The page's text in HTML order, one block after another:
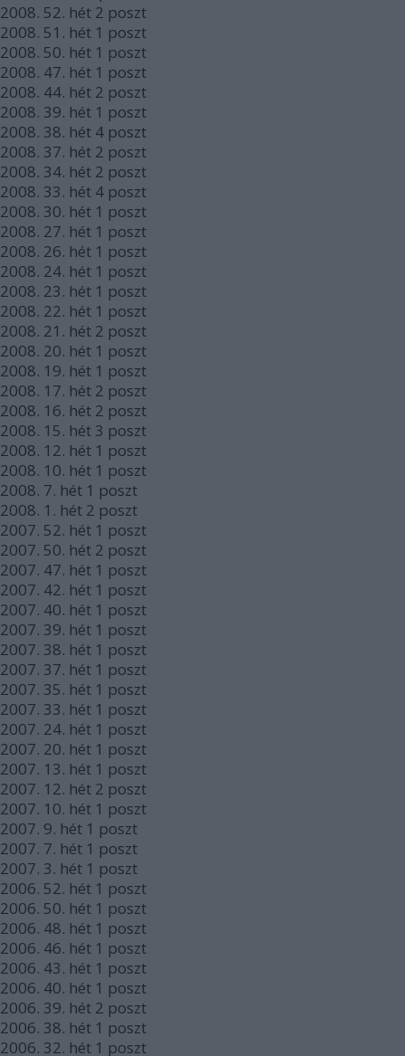
2008. 52. hét 2 poszt
2008. 51. hét 1 poszt
2008. 50. hét 1 poszt
2008. 47. hét 1 poszt
2008. 44. hét 2 poszt
2008. 39. hét 1 poszt
2008. 38. hét 4 poszt
2008. 37. hét 2 poszt
2008. 34. hét 2 poszt
2008. 33. hét 4 poszt
2008. 30. hét 1 poszt
2008. 27. hét 1 poszt
2008. 26. hét 1 poszt
2008. 24. hét 1 poszt
2008. 23. hét 1 poszt
2008. 22. hét 1 poszt
2008. 21. hét 2 poszt
2008. 20. hét 1 poszt
2008. 19. hét 1 poszt
2008. 17. hét 2 poszt
2008. 16. hét 2 poszt
2008. 15. hét 3 poszt
2008. 12. hét 1 poszt
2008. 10. hét 1 poszt
2008. 7. hét 1 poszt
2008. 1. hét 2 poszt
2007. 52. hét 1 poszt
2007. 50. hét 2 poszt
2007. 47. hét 1 poszt
2007. 42. hét 1 poszt
2007. 40. hét 1 poszt
2007. 39. hét 1 poszt
2007. 38. hét 1 poszt
2007. 37. hét 1 poszt
2007. 35. hét 1 poszt
2007. 33. hét 1 poszt
2007. 24. hét 1 poszt
2007. 20. hét 1 poszt
2007. 13. hét 1 poszt
2007. 12. hét 2 poszt
2007. 10. hét 1 poszt
2007. 9. hét 1 poszt
2007. 7. hét 1 poszt
2007. 3. hét 1 poszt
2006. 52. hét 1 poszt
2006. 50. hét 1 poszt
2006. 48. hét 1 poszt
2006. 46. hét 1 poszt
2006. 43. hét 1 poszt
2006. 40. hét 1 poszt
2006. 39. hét 2 poszt
2006. 38. hét 1 poszt
2006. 32. hét 1 poszt